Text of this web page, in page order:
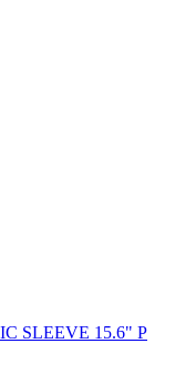
SLEEVE 15.6" P